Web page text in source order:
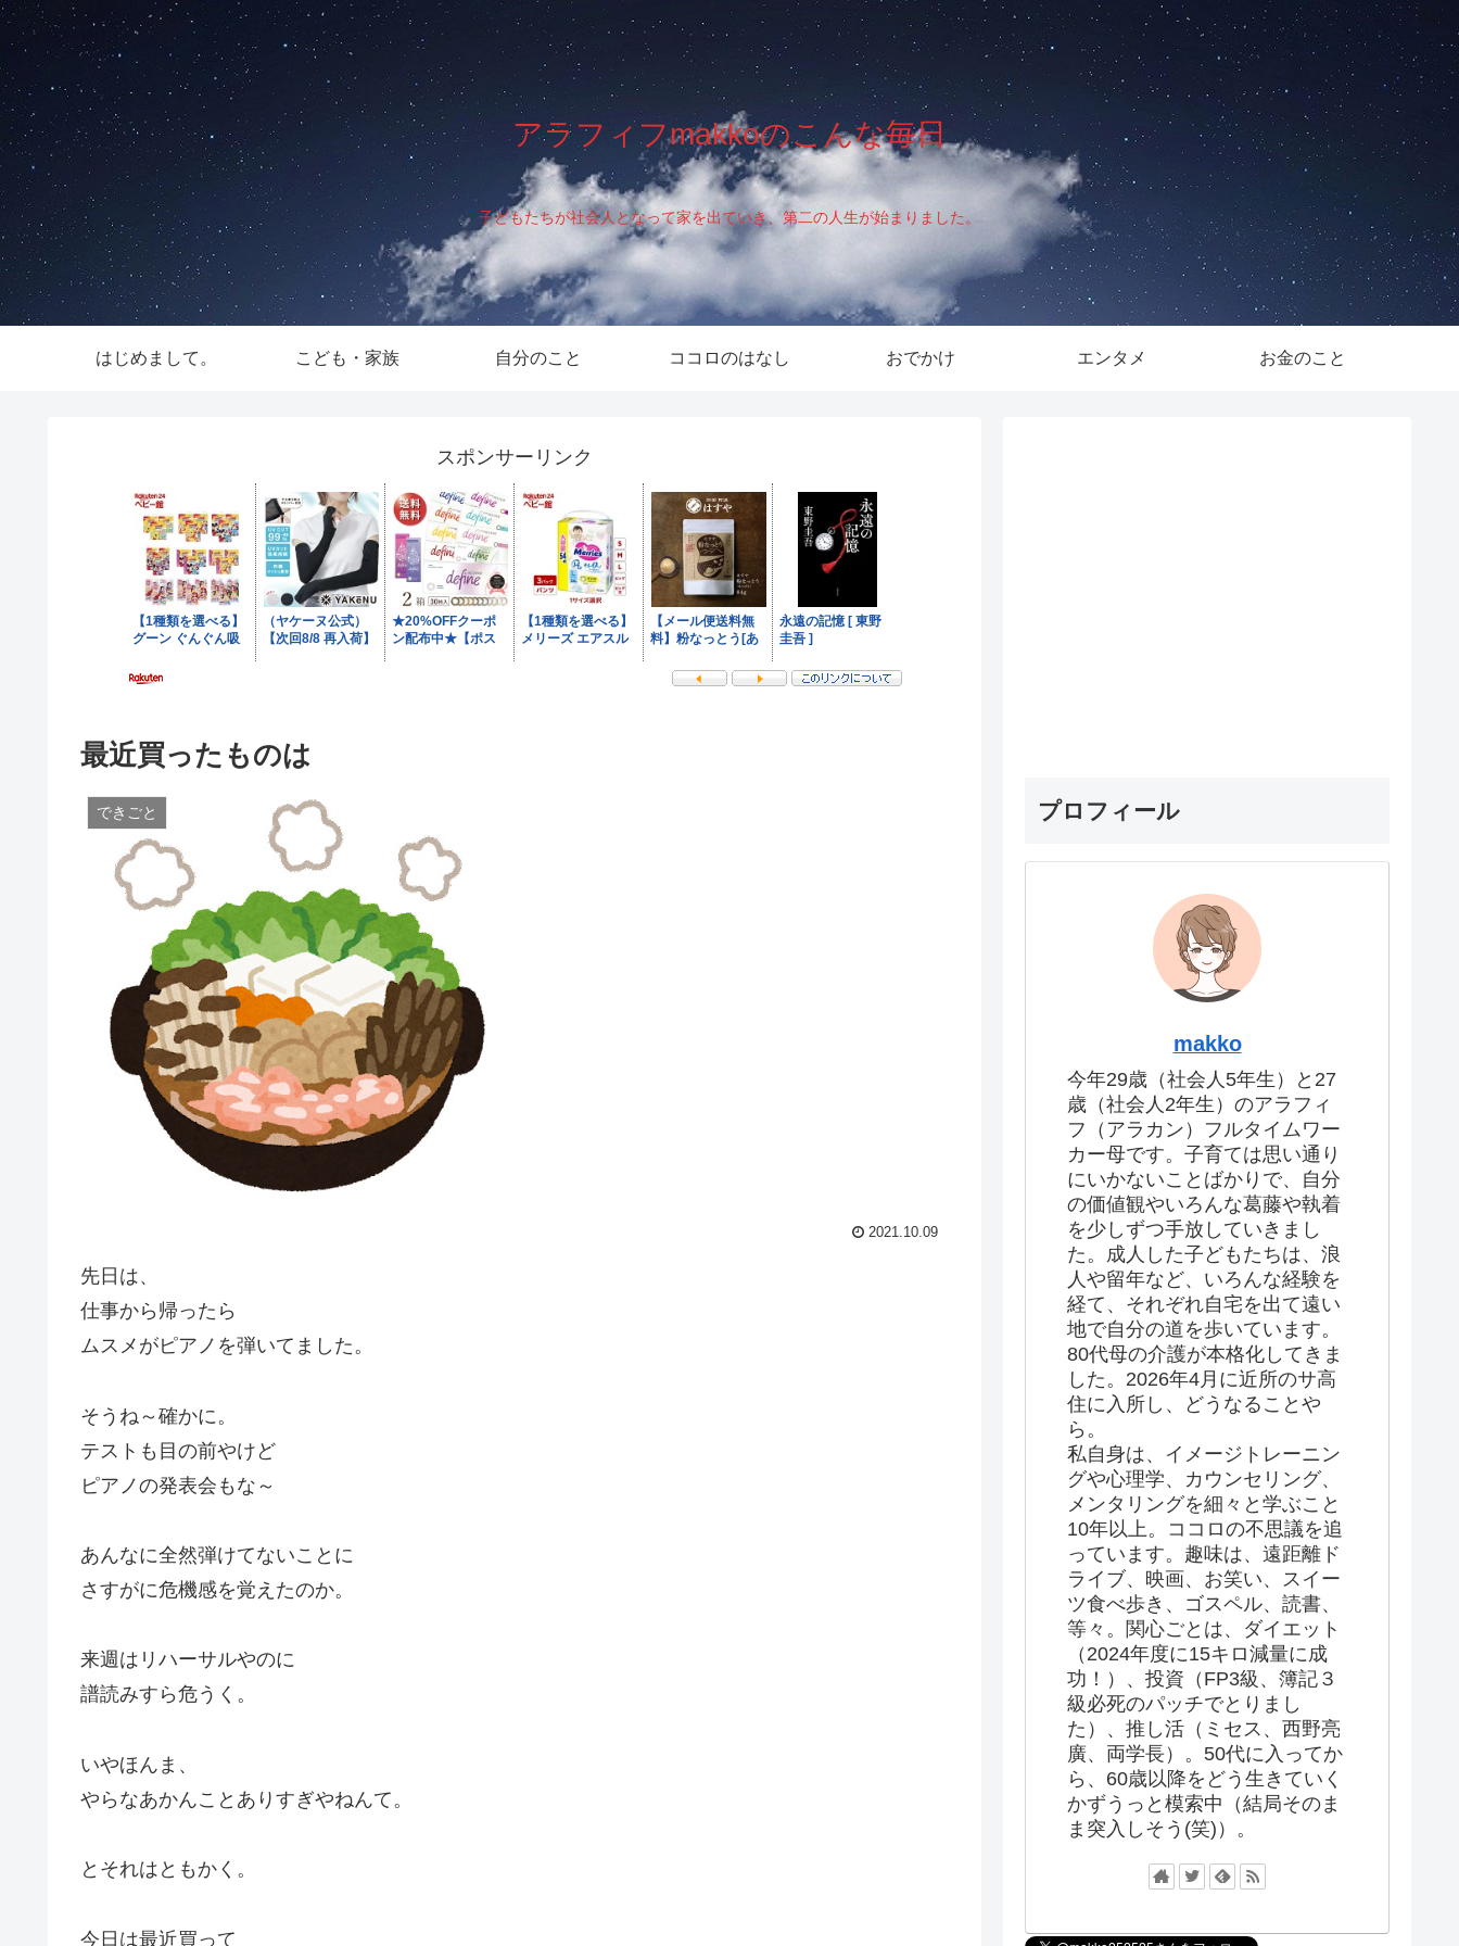
アラフィフmakkoのこんな毎日
子どもたちが社会人となって家を出ていき、第二の人生が始まりました。
はじめまして。 こども・家族 自分のこと ココロのはなし おでかけ エンタメ お金のこと
スポンサーリンク
最近買ったものは
できごと
2021.10.09
先日は、
仕事から帰ったら
ムスメがピアノを弾いてました。
そうね～確かに。
テストも目の前やけど
ピアノの発表会もな～
あんなに全然弾けてないことに
さすがに危機感を覚えたのか。
来週はリハーサルやのに
譜読みすら危うく。
いやほんま、
やらなあかんことありすぎやねんて。
とそれはともかく。
今日は最近買って
プロフィール
makko
今年29歳（社会人5年生）と27
歳（社会人2年生）のアラフィ
フ（アラカン）フルタイムワー
カー母です。子育ては思い通り
にいかないことばかりで、自分
の価値観やいろんな葛藤や執着
を少しずつ手放していきまし
た。成人した子どもたちは、浪
人や留年など、いろんな経験を
経て、それぞれ自宅を出て遠い
地で自分の道を歩いています。
80代母の介護が本格化してきま
した。2026年4月に近所のサ高
住に入所し、どうなることや
ら。
私自身は、イメージトレーニン
グや心理学、カウンセリング、
メンタリングを細々と学ぶこと
10年以上。ココロの不思議を追
っています。趣味は、遠距離ド
ライブ、映画、お笑い、スイー
ツ食べ歩き、ゴスペル、読書、
等々。関心ごとは、ダイエット
（2024年度に15キロ減量に成
功！）、投資（FP3級、簿記３
級必死のパッチでとりまし
た）、推し活（ミセス、西野亮
廣、両学長）。50代に入ってか
ら、60歳以降をどう生きていく
かずうっと模索中（結局そのま
ま突入しそう(笑)）。